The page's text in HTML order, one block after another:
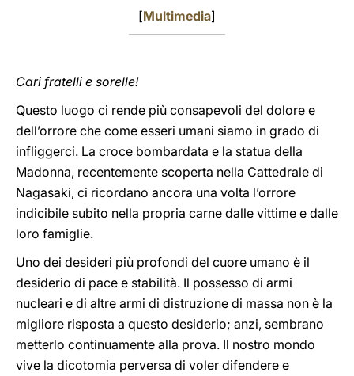
[Multimedia]
Cari fratelli e sorelle!
Questo luogo ci rende più consapevoli del dolore e
dell’orrore che come esseri umani siamo in grado di
infliggerci. La croce bombardata e la statua della
Madonna, recentemente scoperta nella Cattedrale di
Nagasaki, ci ricordano ancora una volta l’orrore
indicibile subito nella propria carne dalle vittime e dalle
loro famiglie.
Uno dei desideri più profondi del cuore umano è il
desiderio di pace e stabilità. Il possesso di armi
nucleari e di altre armi di distruzione di massa non è la
migliore risposta a questo desiderio; anzi, sembrano
metterlo continuamente alla prova. Il nostro mondo
vive la dicotomia perversa di voler difendere e